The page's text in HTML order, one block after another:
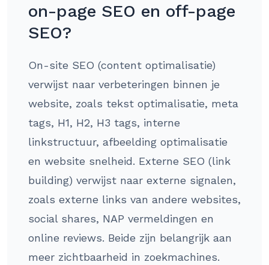
on-page SEO en off-page
SEO?
On-site SEO (content optimalisatie)
verwijst naar verbeteringen binnen je
website, zoals tekst optimalisatie, meta
tags, H1, H2, H3 tags, interne
linkstructuur, afbeelding optimalisatie
en website snelheid. Externe SEO (link
building) verwijst naar externe signalen,
zoals externe links van andere websites,
social shares, NAP vermeldingen en
online reviews. Beide zijn belangrijk aan
meer zichtbaarheid in zoekmachines.